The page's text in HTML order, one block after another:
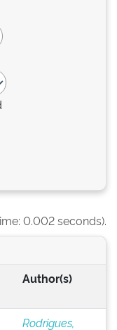
0.002 seconds).
Author(s)
Rodrigues,